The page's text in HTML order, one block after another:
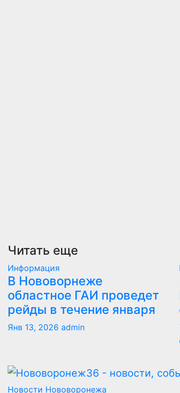
Читать еще
Информация
В Нововорнеже
областное ГАИ проведет
рейды в течение января
Янв 13, 2026 admin
Новости Нововоронежа